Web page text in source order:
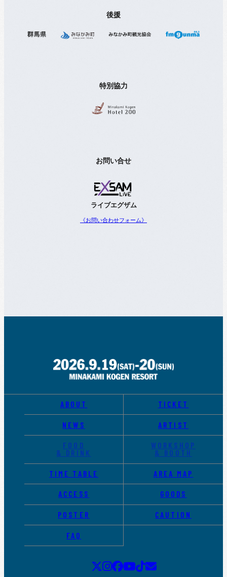
後援
特別協力
お問い合せ
ライブエグザム
《お問い合わせフォーム》
ABOUT TICKET
NEWS ARTIST
FOOD
& DRINK
WORKSHOP
& BOOTH
TIME TABLE AREA MAP
ACCESS GOODS
POSTER CAUTION
FAQ